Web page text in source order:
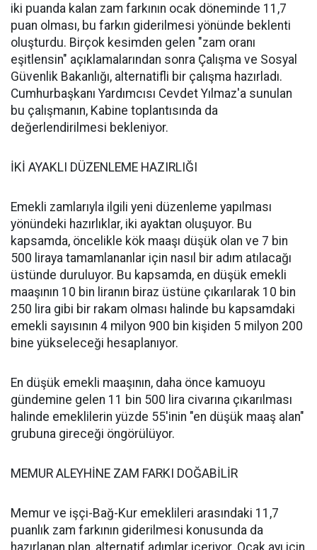
iki puanda kalan zam farkının ocak döneminde 11,7
puan olması, bu farkın giderilmesi yönünde beklenti
oluşturdu. Birçok kesimden gelen "zam oranı
eşitlensin" açıklamalarından sonra Çalışma ve Sosyal
Güvenlik Bakanlığı, alternatifli bir çalışma hazırladı.
Cumhurbaşkanı Yardımcısı Cevdet Yılmaz'a sunulan
bu çalışmanın, Kabine toplantısında da
değerlendirilmesi bekleniyor.
İKİ AYAKLI DÜZENLEME HAZIRLIĞI
Emekli zamlarıyla ilgili yeni düzenleme yapılması
yönündeki hazırlıklar, iki ayaktan oluşuyor. Bu
kapsamda, öncelikle kök maaşı düşük olan ve 7 bin
500 liraya tamamlananlar için nasıl bir adım atılacağı
üstünde duruluyor. Bu kapsamda, en düşük emekli
maaşının 10 bin liranın biraz üstüne çıkarılarak 10 bin
250 lira gibi bir rakam olması halinde bu kapsamdaki
emekli sayısının 4 milyon 900 bin kişiden 5 milyon 200
bine yükseleceği hesaplanıyor.
En düşük emekli maaşının, daha önce kamuoyu
gündemine gelen 11 bin 500 lira civarına çıkarılması
halinde emeklilerin yüzde 55'inin "en düşük maaş alan"
grubuna gireceği öngörülüyor.
MEMUR ALEYHİNE ZAM FARKI DOĞABİLİR
Memur ve işçi-Bağ-Kur emeklileri arasındaki 11,7
puanlık zam farkının giderilmesi konusunda da
hazırlanan plan, alternatif adımlar içeriyor. Ocak ayı için